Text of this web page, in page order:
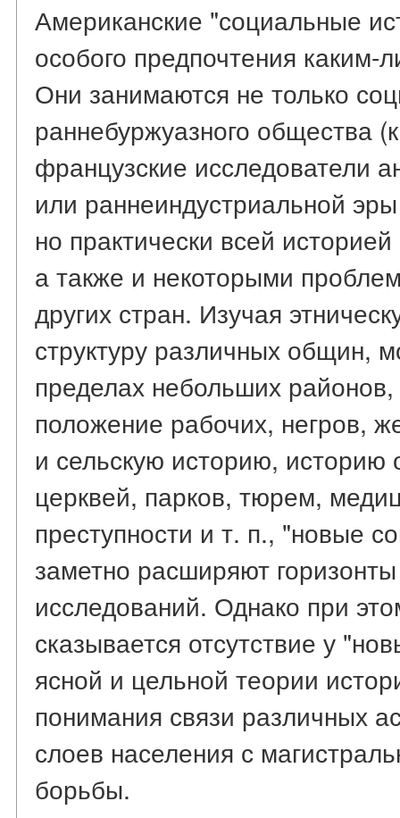
Американские "социальные
особого предпочтения
Они занимаются не только
раннебуржуазного общества
французские исследователи
или раннеиндустриальной
но практически всей
а также и некоторыми
других стран. Изучая
структуру различных общин,
пределах небольших районов,
положение рабочих, негров,
и сельскую историю, историю
церквей, парков, тюрем,
преступности и т. п., "новые
заметно расширяют
исследований. Однако при
сказывается отсутствие у
ясной и цельной теории
понимания связи различных
слоев населения с
борьбы.